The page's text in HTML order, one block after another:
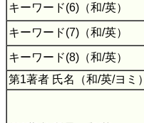
キーワード(6)（和/英）
キーワード(7)（和/英）
キーワード(8)（和/英）
第1著者 氏名（和/英/ヨミ）